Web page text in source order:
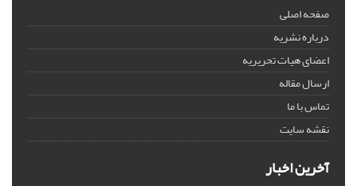
صفحه اصلی
درباره نشریه
اعضای هیات تحریریه
ارسال مقاله
تماس با ما
نقشه سایت
آخرین اخبار